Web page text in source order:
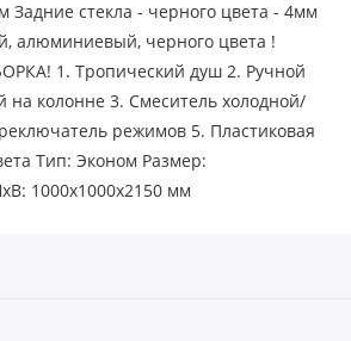
стекла - черного цвета - 4мм
алюминиевый, черного цвета !
1. Тропический душ 2. Ручной
на колонне 3. Смеситель холодной/
режимов 5. Пластиковая
Тип: Эконом Размер:
1000x1000x2150 мм